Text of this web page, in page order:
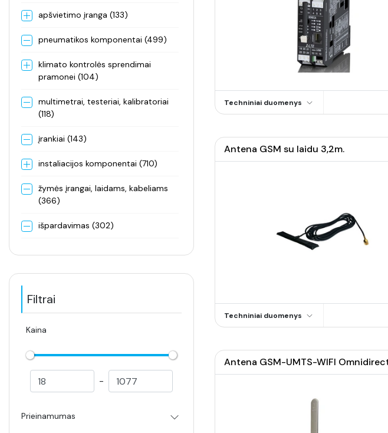
apšvietimo įranga (133)
pneumatikos komponentai (499)
klimato kontrolės sprendimai
pramonei (104)
multimetrai, testeriai, kalibratoriai
(118)
įrankiai (143)
instaliacijos komponentai (710)
žymės įrangai, laidams, kabeliams
(366)
išpardavimas (302)
Filtrai
Kaina
-
Prieinamumas
Techniniai duomenys
Antena GSM su laidu 3,2m.
Techniniai duomenys
Antena GSM-UMTS-WIFI